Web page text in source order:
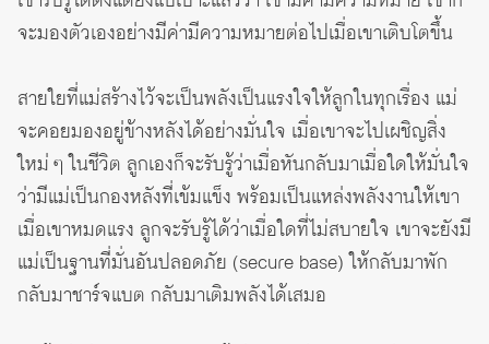
จะมองตัวเองอย่างมีค่ามีความหมายต่อไปเมื่อเขาเติบโตขึ้น
สายใยที่แม่สร้างไว้จะเป็นพลังเป็นแรงใจให้ลูกในทุกเรื่อง แม่
จะคอยมองอยู่ข้างหลังได้อย่างมั่นใจ เมื่อเขาจะไปเผชิญสิ่ง
ใหม่ ๆ ในชีวิต ลูกเองก็จะรับรู้ว่าเมื่อหันกลับมาเมื่อใดให้มั่นใจ
ว่ามีแม่เป็นกองหลังที่เข้มแข็ง พร้อมเป็นแหล่งพลังงานให้เขา
เมื่อเขาหมดแรง ลูกจะรับรู้ได้ว่าเมื่อใดที่ไม่สบายใจ เขาจะยังมี
แม่เป็นฐานที่มั่นอันปลอดภัย (secure base) ให้กลับมาพัก
กลับมาชาร์จแบต กลับมาเติมพลังได้เสมอ